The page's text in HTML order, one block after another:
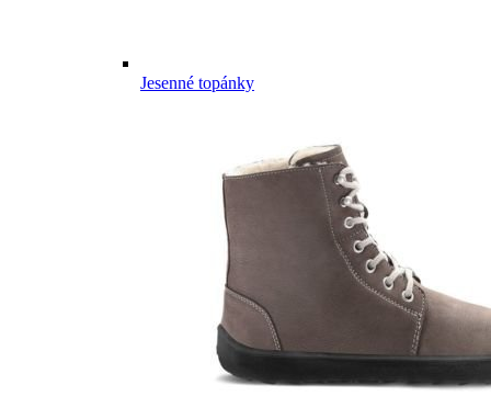
Jesenné topánky